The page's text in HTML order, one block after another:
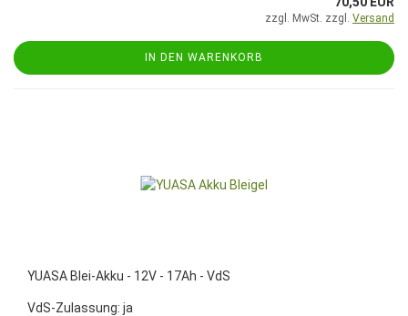
zzgl. MwSt. zzgl. Versand
IN DEN WARENKORB
YUASA Blei-Akku - 12V - 17Ah - VdS
VdS-Zulassung: ja